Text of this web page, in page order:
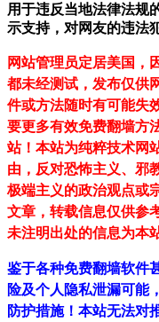
用于违反当地法律法规
示支持，对网友的违法
网站管理员定居美国，
都未经测试，发布仅
件或方法随时有可能失
要更多有效免费翻墙方
站！ 本站为纯粹技术网
由，反对恐怖主义、邪
极端主义的政治观点或
文章，转载信息仅供参
未注明出处的信息为本
鉴于各种免费翻墙软件
险及个人隐私泄漏可能
防护措施！本站无法对